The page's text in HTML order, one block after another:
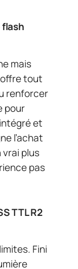
mais
tout
renforcer
pour
et
l’achat
vrai plus
pas
TTL R2
Fini